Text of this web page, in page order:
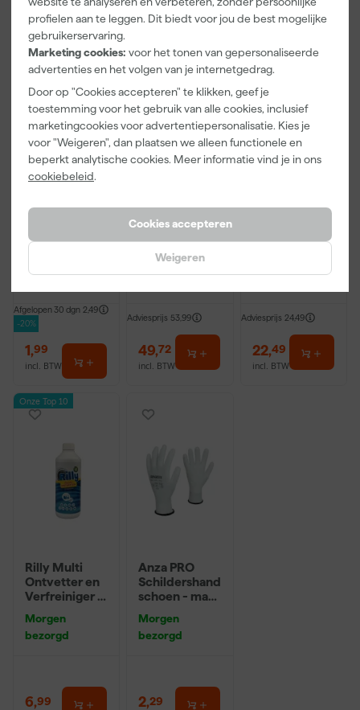
profielen aan te leggen. Dit biedt voor jou de best mogelijke
gebruikerservaring.
Marketing cookies: voor het tonen van gepersonaliseerde
advertenties en het volgen van je internetgedrag.
Door op "Cookies accepteren" te klikken, geef je
toestemming voor het gebruik van alle cookies, inclusief
marketingcookies voor advertentiepersonalisatie. Kies je
voor "Weigeren", dan plaatsen we alleen functionele en
beperkt analytische cookies. Meer informatie vind je in ons
cookiebeleid.
Cookies accepteren
Weigeren
Je koopt deze dekkende, vochtregulerende buitenbeits voor
hout gemakkelijk bij Verfwebwinkel. Deze verf wordt op kleur
gemengd en kan niet geretourneerd worden. Is er iets mis met
de kleur neem dan contact op met de klantenservice. Wil je
zakelijk bestellen lees dan verder overzakelijk bestellen
incl. BTW incl. BTW incl. BTW
Onze Top 10
Anza PRO
- 10cm
Afgelopen 30 dgn 2,49
-20%
1,99
incl. BTW
SUPERAFBIJT
2,5L
Morgen
Adviesprijs 53,99
49,72
incl. BTW
Allesvuller
Wit - 500ml
Adviesprijs 24,49
22,49
incl. BTW
Onze Top 10
Rilly Multi
Ontvetter en
Verfreiniger –
Morgen
bezorgd
6,99
Anza PRO
Schildershand
schoen - maat
Morgen
bezorgd
2,29